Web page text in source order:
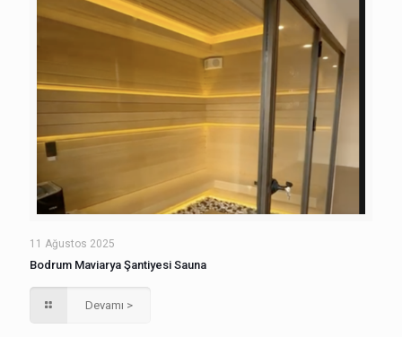
11 Ağustos 2025
Bodrum Maviarya Şantiyesi Sauna
Devamı >